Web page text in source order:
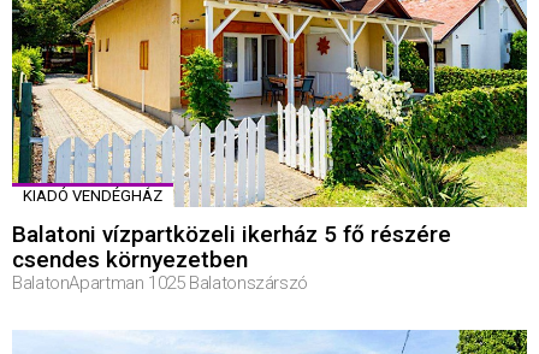
KIADÓ VENDÉGHÁZ
Balatoni vízpartközeli ikerház 5 fő részére
csendes környezetben
BalatonApartman 1025 Balatonszárszó